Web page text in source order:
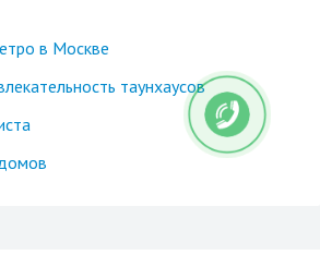
в Москве
таунхаусов